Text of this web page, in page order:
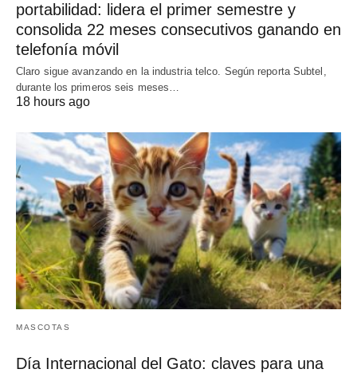
portabilidad: lidera el primer semestre y
consolida 22 meses consecutivos ganando en
telefonía móvil
Claro sigue avanzando en la industria telco. Según reporta Subtel,
durante los primeros seis meses…
18 hours ago
MASCOTAS
Día Internacional del Gato: claves para una